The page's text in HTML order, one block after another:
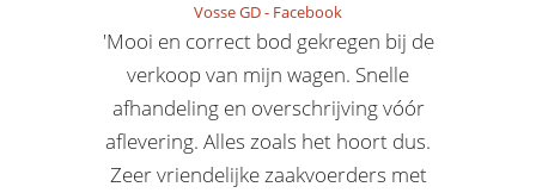
Vosse GD- Facebook
'Mooi en correct bod gekregen bij de
verkoop van mijn wagen. Snelle
afhandeling en overschrijving vóór
aflevering. Alles zoals het hoort dus.
Zeer vriendelijke zaakvoerders met